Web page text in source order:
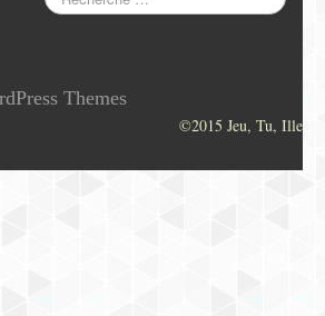
Themes
©2015 Jeu, Tu, Ille